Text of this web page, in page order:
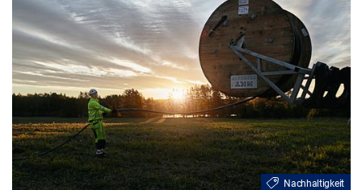
Nachhaltigkeit